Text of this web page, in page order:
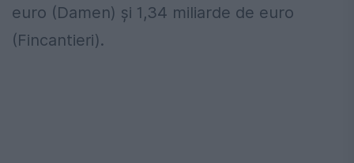
euro (Damen) şi 1,34 miliarde de euro
(Fincantieri).